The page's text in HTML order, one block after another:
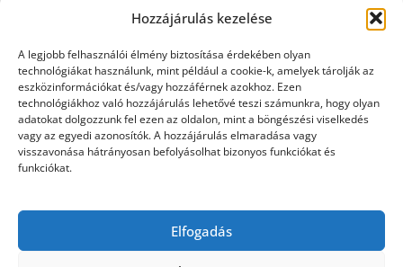
Hozzájárulás kezelése
A legjobb felhasználói élmény biztosítása érdekében olyan
technológiákat használunk, mint például a cookie-k, amelyek tárolják az
eszközinformációkat és/vagy hozzáférnek azokhoz. Ezen
technológiákhoz való hozzájárulás lehetővé teszi számunkra, hogy olyan
adatokat dolgozzunk fel ezen az oldalon, mint a böngészési viselkedés
vagy az egyedi azonosítók. A hozzájárulás elmaradása vagy
visszavonása hátrányosan befolyásolhat bizonyos funkciókat és
funkciókat.
Elfogadás
Poiwiki
Öntözőrendszer
Jazz Steps
Unicorn Multipro